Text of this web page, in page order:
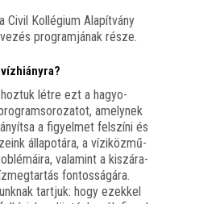
Civil Kol­lé­gi­um Ala­pít­vány
prog­ram­já­nak része.
lét­re ezt a hagyo­
amely­nek
a figyel­met fel­szí­ni és
álla­po­tá­ra, a vízi­köz­mű-
vala­mint a kiszá­ra­
fon­tos­sá­gá­ra.
tart­juk: hogy ezek­kel